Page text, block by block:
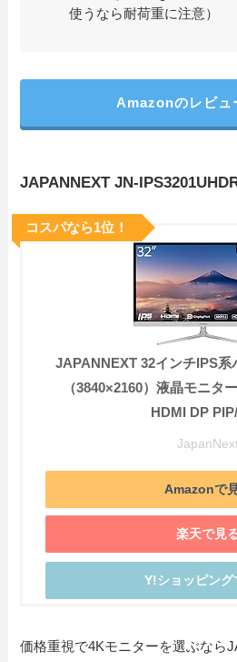
使うなら耐荷重に注意）
Amazonのレビュ
JAPANNEXT JN-
JAPANNEXT 32インチIPS系
（3840×2160）液晶モニタ
HDMI DP
Amazonで
楽天で見
Y!ショッピング
コスパなら1位！
価格重視で4Kモニターを選ぶなら